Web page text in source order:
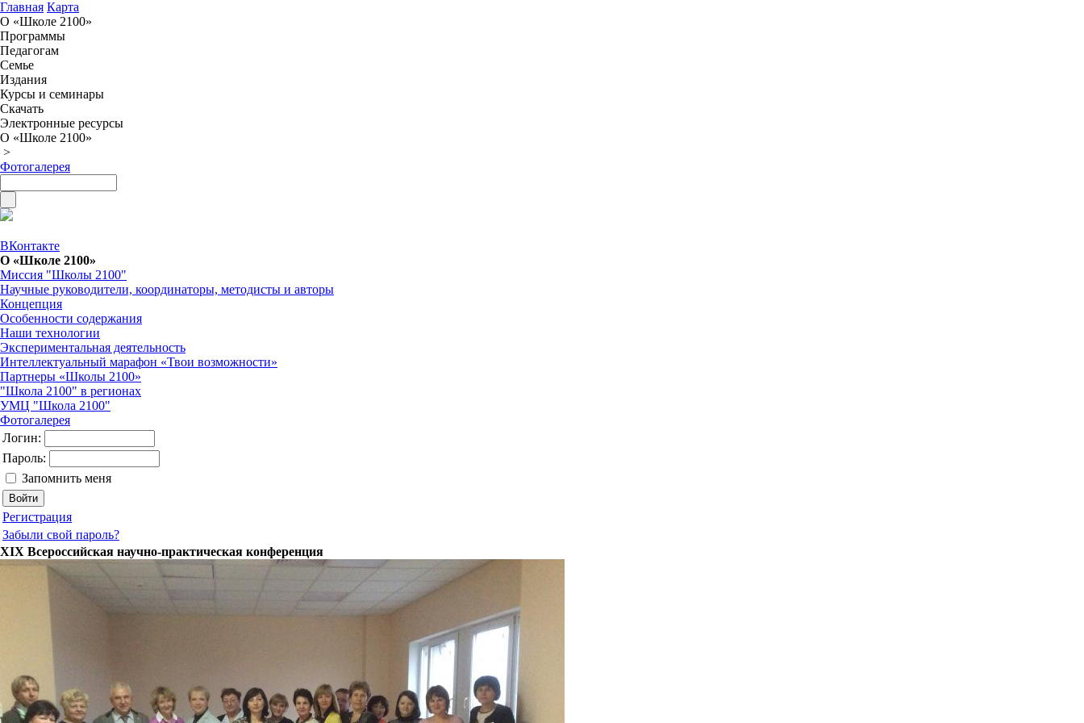
Главная Карта
О «Школе 2100»
Программы
Педагогам
Семье
Издания
Курсы и семинары
Скачать
Электронные ресурсы
О «Школе 2100»
>
Фотогалерея
ВКонтакте
О «Школе 2100»
Миссия "Школы 2100"
Научные руководители, координаторы, методисты и авторы
Концепция
Особенности содержания
Наши технологии
Экспериментальная деятельность
Интеллектуальный марафон «Твои возможности»
Партнеры «Школы 2100»
"Школа 2100" в регионах
УМЦ "Школа 2100"
Фотогалерея
Логин:
Пароль:
Запомнить меня
Регистрация
Забыли свой пароль?
XIX Всероссийская научно-практическая конференция